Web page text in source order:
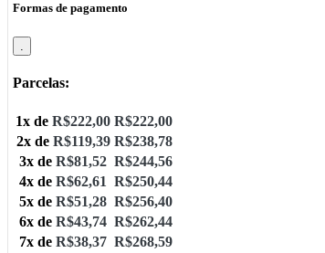
Formas de pagamento
Parcelas:
1x de R$222,00 R$222,00
2x de R$119,39 R$238,78
3x de R$81,52 R$244,56
4x de R$62,61 R$250,44
5x de R$51,28 R$256,40
6x de R$43,74 R$262,44
7x de R$38,37 R$268,59